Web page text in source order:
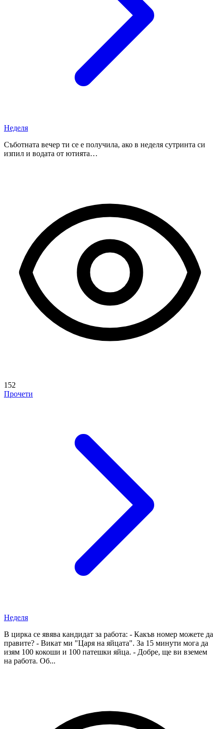
Неделя
Съботната вечер ти се е получила, ако в неделя сутринта си
изпил и водата от ютията…
152
Прочети
Неделя
В цирка се явява кандидат за работа: - Какъв номер можете да
правите? - Викат ми "Царя на яйцата". За 15 минути мога да
изям 100 кокоши и 100 патешки яйца. - Добре, ще ви вземем
на работа. Об...